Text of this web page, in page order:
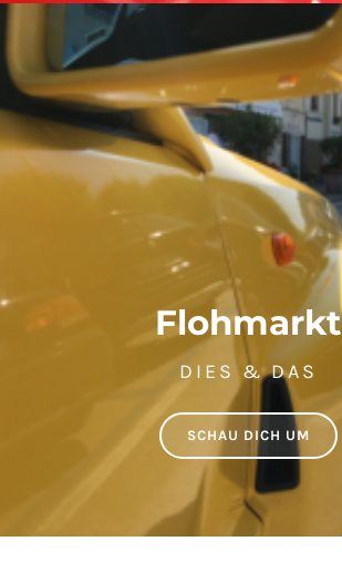
Flohmarkt
DIES & DAS
SCHAU DICH UM